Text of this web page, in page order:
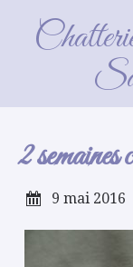
2
9 mai 2016